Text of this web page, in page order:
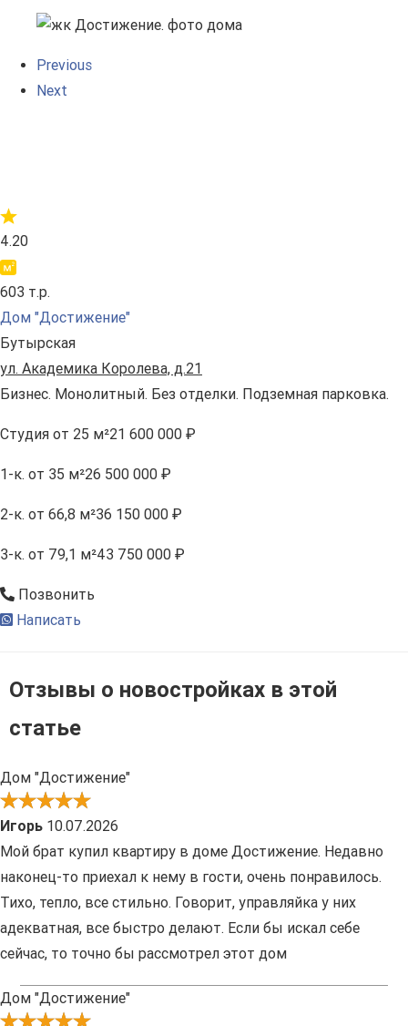
Previous
Next
4.20
603 т.р.
Дом "Достижение"
Бутырская
ул. Академика Королева, д.21
Бизнес. Монолитный. Без отделки. Подземная парковка.
Студия от 25 м²21 600 000 ₽
1-к. от 35 м²26 500 000 ₽
2-к. от 66,8 м²36 150 000 ₽
3-к. от 79,1 м²43 750 000 ₽
Позвонить
Написать
Отзывы о новостройках в этой
статье
Дом "Достижение"
Игорь 10.07.2026
Мой брат купил квартиру в доме Достижение. Недавно
наконец-то приехал к нему в гости, очень понравилось.
Тихо, тепло, все стильно. Говорит, управляйка у них
адекватная, все быстро делают. Если бы искал себе
сейчас, то точно бы рассмотрел этот дом
Дом "Достижение"